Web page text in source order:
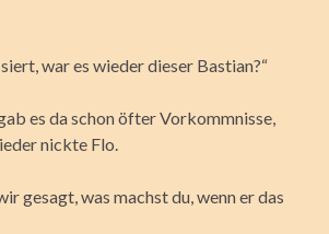
war es wieder dieser Bastian?“
es da schon öfter Vorkommnisse,
nickte Flo.
gesagt, was machst du, wenn er das